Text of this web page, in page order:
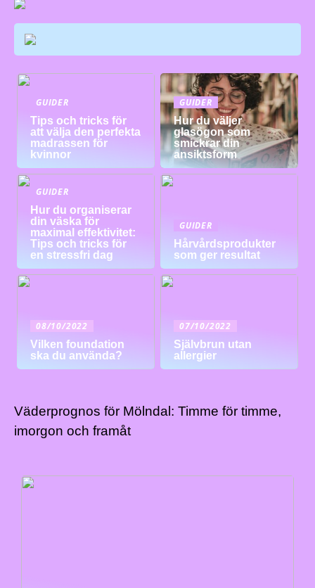
GUIDER
Tips och tricks för
att välja den perfekta
madrassen för
kvinnor
GUIDER
Hur du väljer
glasögon som
smickrar din
ansiktsform
GUIDER
Hur du organiserar
din väska för
maximal effektivitet:
Tips och tricks för
en stressfri dag
GUIDER
Hårvårdsprodukter
som ger resultat
08/10/2022
Vilken foundation
ska du använda?
07/10/2022
Självbrun utan
allergier
Väderprognos för Mölndal: Timme för timme,
imorgon och framåt